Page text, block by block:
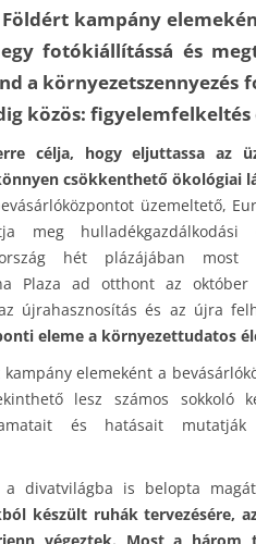
Földért kampány
fotókiállítássá és
a környezetszennyezés
közös:
célja, hogy eljuttassa az
csökkenthető ökológiai
üzemeltető,
meg hulladékgazdálkodási
hét plázájában most
Plaza ad otthont az
újrahasznosítás és az újra
eleme a környezettudatos
elemeként a
lesz számos sokkoló
és hatásait
divatvilágba is belopta
készült ruhák tervezésére,